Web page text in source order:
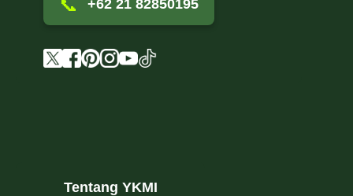
+62 21 82850195
Tentang YKMI